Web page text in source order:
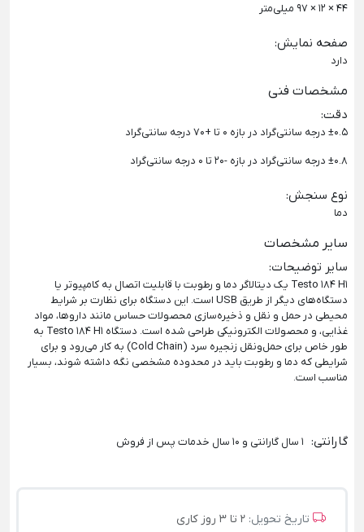
44 × 12 × 97 میلی‌متر
صفحه نمایش:
دارد
مشخصات فنی
دقت:
±0.5 درجه سانتی‌گراد در بازه 0 تا +70 درجه سانتی‌گراد
±0.8 درجه سانتی‌گراد در بازه -20 تا 0 درجه سانتی‌گراد
نوع سنجش:
دما
سایر مشخصات
سایر توضیحات:
Testo 184 H1 یک دیتالاگر دما و رطوبت با قابلیت اتصال به کامپیوتر یا
دستگاه‌های دیگر از طریق USB است. این دستگاه برای نظارت بر شرایط
محیطی در حمل و نقل و ذخیره‌سازی محصولات حساس مانند داروها، مواد
غذایی، و محصولات الکترونیکی طراحی شده است. دستگاه Testo 184 H1 به
طور خاص برای حمل‌ونقل زنجیره سرد (Cold Chain) به کار می‌رود و برای
شرایطی که دما و رطوبت باید در محدوده مشخصی نگه داشته شوند، بسیار
مناسب است.
گارانتی: 1 سال گارانتی و 10 سال خدمات پس از فروش
تاریخ تحویل: 2 تا 3 روز کاری